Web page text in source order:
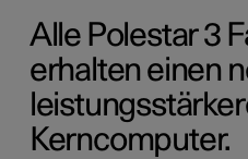
Alle Polestar 3
erhalten einen
Kerncomputer.